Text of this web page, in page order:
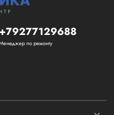
+79277129688
по ремонту